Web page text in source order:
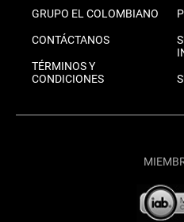
GRUPO EL COLOMBIANO
CONTÁCTANOS
TÉRMINOS Y
CONDICIONES